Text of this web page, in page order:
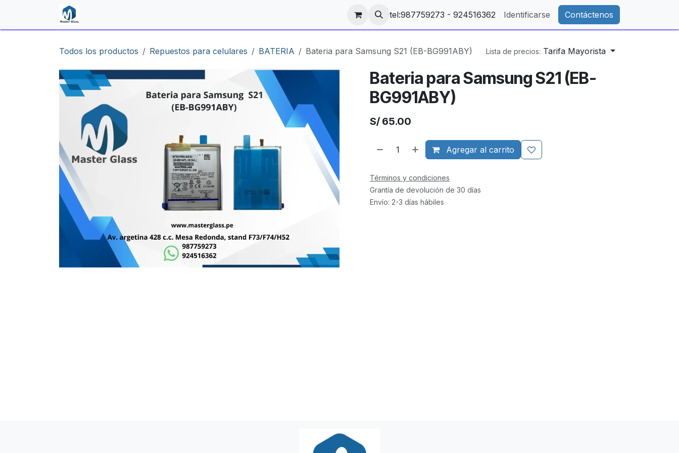
tel:987759273 - 924516362 Identificarse Contáctenos
Todos los productos Repuestos para celulares BATERIA Bateria para Samsung S21 (EB-BG991ABY) Lista de precios: Tarifa Mayorista
Bateria para Samsung S21 (EB-
BG991ABY)
S/ 65.00
Agregar al carrito
Términos y condiciones
Grantía de devolución de 30 días
Envío: 2-3 días hábiles